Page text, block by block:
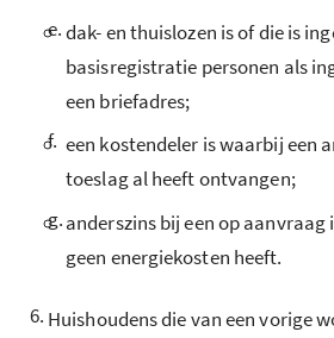
e.dak- en thuislozen is of die is
basisregistratie personen als
een briefadres;
f. een kostendeler is waarbij een
toeslag al heeft ontvangen;
g.anderszins bij een op aanvraag
geen energiekosten heeft.
6. Huishoudens die van een vorige